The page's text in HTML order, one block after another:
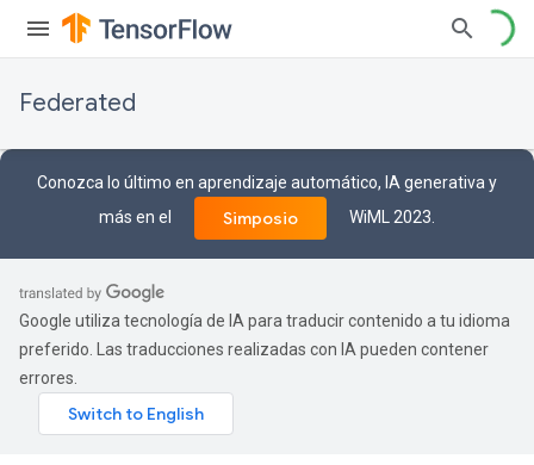
Federated
Conozca lo último en aprendizaje automático, IA generativa y
más en el
Simposio WiML 2023.
Google utiliza tecnología de IA para traducir contenido a tu idioma
preferido. Las traducciones realizadas con IA pueden contener
errores.